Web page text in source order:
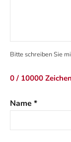
Bitte schreiben Sie
0 / 10000 Zeichen
Name *